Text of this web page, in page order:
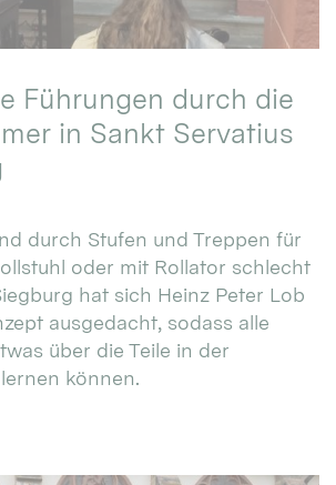
Führungen durch die
in Sankt Servatius
durch Stufen und Treppen für
oder mit Rollator schlecht
hat sich Heinz Peter Lob
ausgedacht, sodass alle
über die Teile in der
können.